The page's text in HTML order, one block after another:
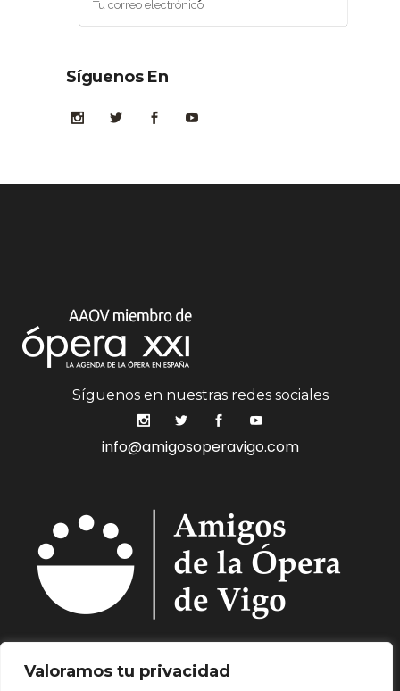
Valoramos tu privacidad
Síguenos En
Síguenos en nuestras redes sociales
info@amigosoperavigo.com
Quiénes Somos. Asóciate.